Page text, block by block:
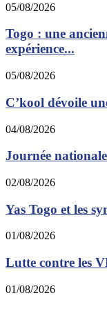
05/08/2026
Togo : une
expérience...
05/08/2026
C’kool dévoile
04/08/2026
Journée
02/08/2026
Yas Togo et les
01/08/2026
Lutte contre les
01/08/2026